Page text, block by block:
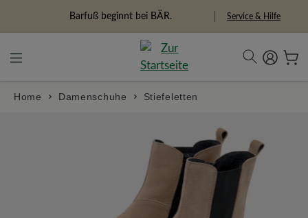
Barfuß beginnt bei BÄR.
Freiheitspioniere Service & Hilfe
Home Damenschuhe Stiefeletten